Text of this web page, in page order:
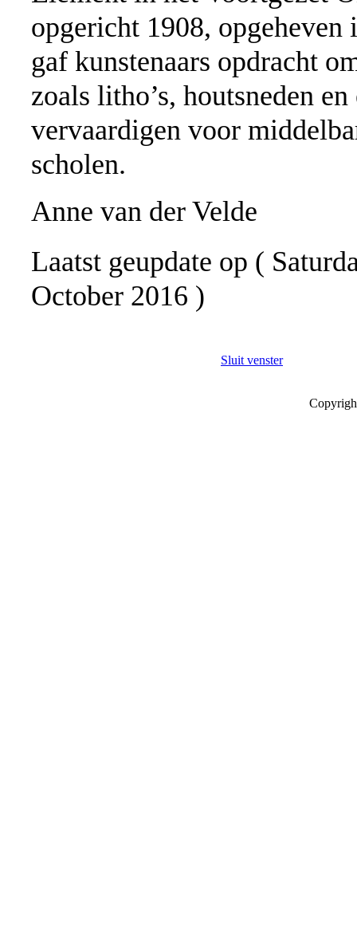
opgericht 1908, opgeheven
gaf kunstenaars opdracht
zoals litho’s, houtsneden en
vervaardigen voor
scholen.
Anne van der Velde
Laatst geupdate op (
October 2016 )
Sluit venster